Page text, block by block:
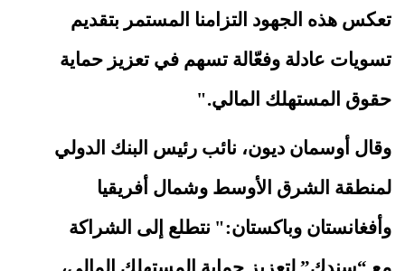
تعكس هذه الجهود التزامنا المستمر بتقديم
تسويات عادلة وفعّالة تسهم في تعزيز حماية
حقوق المستهلك المالي."
وقال أوسمان ديون، نائب رئيس البنك الدولي
لمنطقة الشرق الأوسط وشمال أفريقيا
وأفغانستان وباكستان:" نتطلع إلى الشراكة